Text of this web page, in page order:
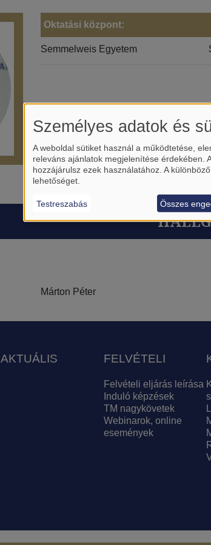
Oktatási központ:
Semmelweis Egyetem
Márton Péter
AKTUÁLIS FELVÉTELI
Felvételi eljárás leírása
Induló képzések
TM nagykövetek
Webinarok, online
események
Személyes adatok és
A weboldal sütiket használ a működtetése,
releváns ajánlatok megjelenítése érdekében.
hozzájárulsz ezek használatához. A
lehetőséget.
Testreszabás Összes